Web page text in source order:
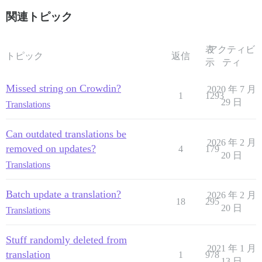
関連トピック
トピック 返信
表
示
アクティビ
ティ
Missed string on Crowdin?
Translations
1 1293
2020 年 7 月
29 日
Can outdated translations be
removed on updates?
Translations
4 179
2026 年 2 月
20 日
Batch update a translation?
Translations
18 295
2026 年 2 月
20 日
Stuff randomly deleted from
translation
1 978
2021 年 1 月